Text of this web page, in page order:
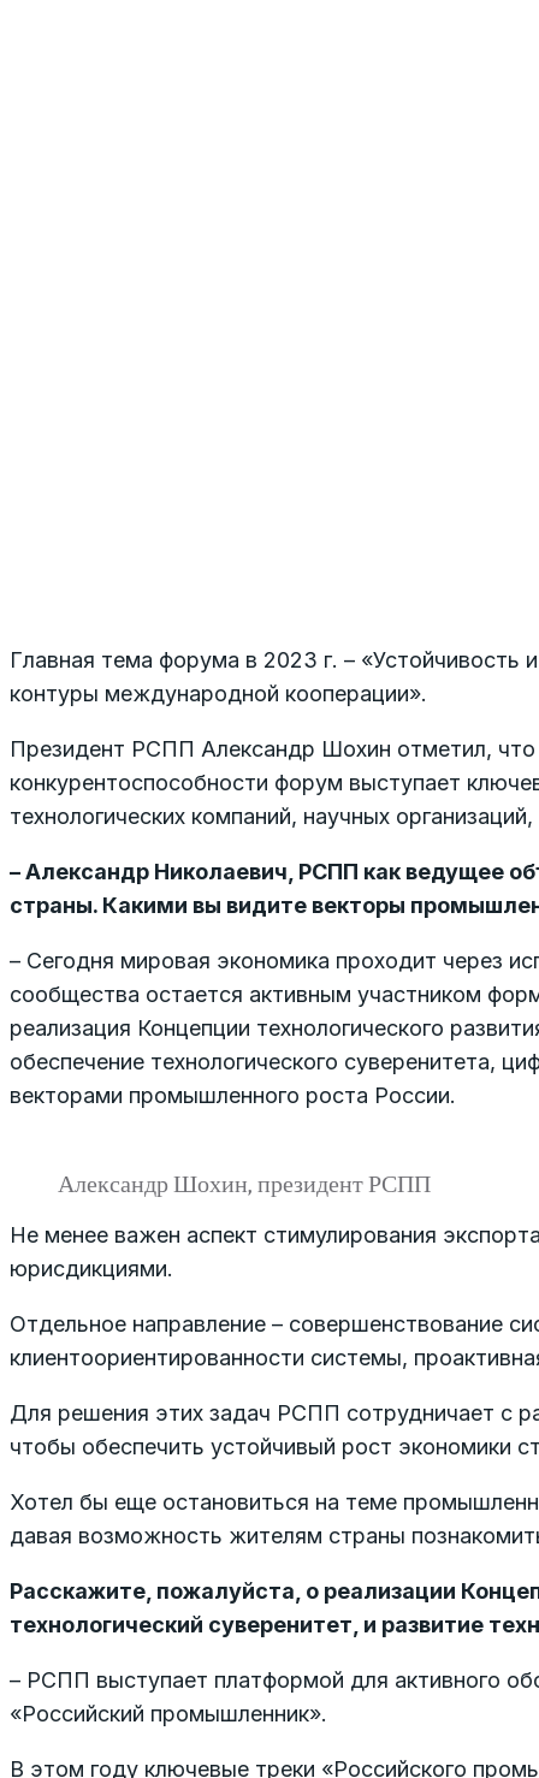
Главная тема форума в 2023 г. –
контуры международной кооперации».
Президент РСПП Александр Шохин отметил,
конкурентоспособности форум выступает
технологических компаний, научных
– Александр Николаевич, РСПП как ведущее
страны. Какими вы видите векторы
– Сегодня мировая экономика проходит через
сообщества остается активным участником
реализация Концепции технологического
обеспечение технологического суверенитета,
векторами промышленного роста России.
Александр Шохин, президент РСПП
Не менее важен аспект стимулирования
юрисдикциями.
Отдельное направление – совершенствование
клиентоориентированности системы,
Для решения этих задач РСПП сотрудничает с
чтобы обеспечить устойчивый рост экономики
Хотел бы еще остановиться на теме
давая возможность жителям страны
Расскажите, пожалуйста, о реализации
технологический суверенитет, и развитие
– РСПП выступает платформой для активного
«Российский промышленник».
В этом году ключевые треки «Российского